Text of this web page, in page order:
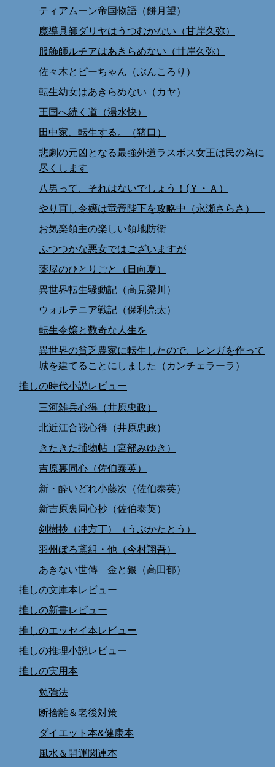
ティアムーン帝国物語（餅月望）
魔導具師ダリヤはうつむかない（甘岸久弥）
服飾師ルチアはあきらめない（甘岸久弥）
佐々木とピーちゃん（ぶんころり）
転生幼女はあきらめない（カヤ）
王国へ続く道（湯水快）
田中家、転生する。（猪口）
悲劇の元凶となる最強外道ラスボス女王は民の為に
尽くします
八男って、それはないでしょう！(Ｙ・Ａ）
やり直し令嬢は竜帝陛下を攻略中（永瀬さらさ）
お気楽領主の楽しい領地防衛
ふつつかな悪女ではございますが
薬屋のひとりごと（日向夏）
異世界転生騒動記（高見梁川）
ウォルテニア戦記（保利亮太）
転生令嬢と数奇な人生を
異世界の貧乏農家に転生したので、レンガを作って
城を建てることにしました（カンチェラーラ）
推しの時代小説レビュー
三河雑兵心得（井原忠政）
北近江合戦心得（井原忠政）
きたきた捕物帖（宮部みゆき）
吉原裏同心（佐伯泰英）
新・酔いどれ小藤次（佐伯泰英）
新吉原裏同心抄（佐伯泰英）
剣樹抄（冲方丁）（うぶかたとう）
羽州ぼろ鳶組・他（今村翔吾）
あきない世傳 金と銀（高田郁）
推しの文庫本レビュー
推しの新書レビュー
推しのエッセイ本レビュー
推しの推理小説レビュー
推しの実用本
勉強法
断捨離＆老後対策
ダイエット本&健康本
風水＆開運関連本